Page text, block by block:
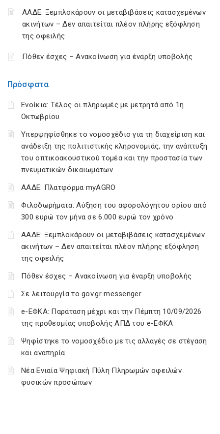
Πρόσφατα
Ενοίκια: Τέλος οι πληρωμές με μετρητά από 1η
Οκτωβρίου
Υπερψηφίσθηκε το νομοσχέδιο για τη διαχείριση και
ανάδειξη της πολιτιστικής κληρονομιάς, την ανάπτυξη
του οπτικοακουστικού τομέα και την προστασία των
πνευματικών δικαιωμάτων
ΑΑΔΕ: Πλατφόρμα myAGRO
Φιλοδωρήματα: Αύξηση του αφορολόγητου ορίου από
300 ευρώ τον μήνα σε 6.000 ευρώ τον χρόνο
ΑΑΔΕ: Ξεμπλοκάρουν οι μεταβιβάσεις κατασχεμένων
ακινήτων – Δεν απαιτείται πλέον πλήρης εξόφληση
της οφειλής
Πόθεν έσχες – Ανακοίνωση για έναρξη υποβολής
Σε λειτουργία το gov.gr messenger
e-ΕΦΚΑ: Παράταση μέχρι και την Πέμπτη 10/09/2026
της προθεσμίας υποβολής ΑΠΔ του e-ΕΦΚΑ
Ψηφίστηκε το νομοσχέδιο με τις αλλαγές σε στέγαση
και αναπηρία
Νέα Ενιαία Ψηφιακή Πύλη Πληρωμών οφειλών
φυσικών προσώπων
ΑΑΔΕ: Ξεμπλοκάρουν οι μεταβιβάσεις κατασχεμένων
ακινήτων – Δεν απαιτείται πλέον πλήρης εξόφληση
της οφειλής
Πόθεν έσχες – Ανακοίνωση για έναρξη υποβολής